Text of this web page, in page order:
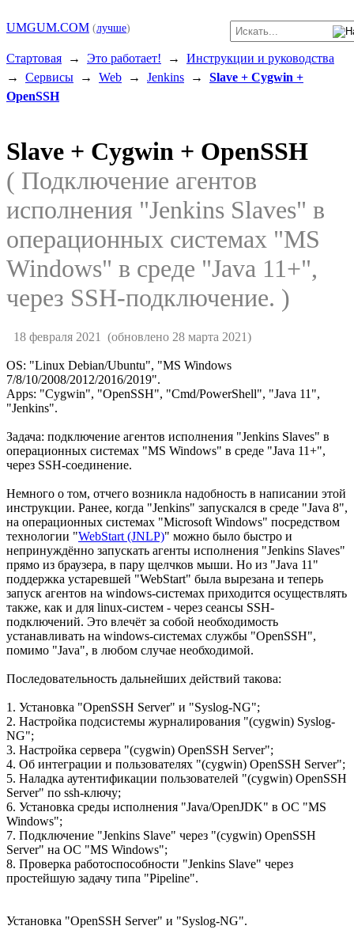
UMGUM.COM (лучше)
Стартовая → Это работает! → Инструкции и руководства
→ Сервисы → Web → Jenkins → Slave + Cygwin +
OpenSSH
Slave + Cygwin + OpenSSH
( Подключение агентов
исполнения "Jenkins Slaves" в
операционных системах "MS
Windows" в среде "Java 11+",
через SSH-подключение. )
18 февраля 2021 (обновлено 28 марта 2021)
OS: "Linux Debian/Ubuntu", "MS Windows
7/8/10/2008/2012/2016/2019".
Apps: "Cygwin", "OpenSSH", "Cmd/PowerShell", "Java 11",
"Jenkins".
Задача: подключение агентов исполнения "Jenkins Slaves" в
операционных системах "MS Windows" в среде "Java 11+",
через SSH-соединение.
Немного о том, отчего возникла надобность в написании этой
инструкции. Ранее, когда "Jenkins" запускался в среде "Java 8",
на операционных системах "Microsoft Windows" посредством
технологии "WebStart (JNLP)" можно было быстро и
непринуждённо запускать агенты исполнения "Jenkins Slaves"
прямо из браузера, в пару щелчков мыши. Но из "Java 11"
поддержка устаревшей "WebStart" была вырезана и теперь
запуск агентов на windows-системах приходится осуществлять
также, как и для linux-систем - через сеансы SSH-
подключений. Это влечёт за собой необходимость
устанавливать на windows-системах службы "OpenSSH",
помимо "Java", в любом случае необходимой.
Последовательность дальнейших действий такова:
1. Установка "OpenSSH Server" и "Syslog-NG";
2. Настройка подсистемы журналирования "(cygwin) Syslog-
NG";
3. Настройка сервера "(cygwin) OpenSSH Server";
4. Об интеграции и пользователях "(cygwin) OpenSSH Server";
5. Наладка аутентификации пользователей "(cygwin) OpenSSH
Server" по ssh-ключу;
6. Установка среды исполнения "Java/OpenJDK" в ОС "MS
Windows";
7. Подключение "Jenkins Slave" через "(cygwin) OpenSSH
Server" на ОС "MS Windows";
8. Проверка работоспособности "Jenkins Slave" через
простейшую задачу типа "Pipeline".
Установка "OpenSSH Server" и "Syslog-NG".